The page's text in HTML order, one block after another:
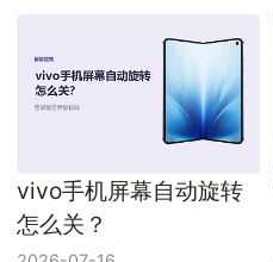
vivo手机屏幕自动旋转
怎么关？